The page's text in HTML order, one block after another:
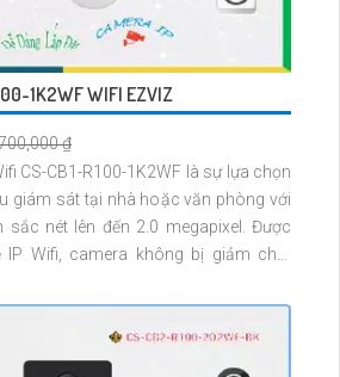
1K2WF WIFI EZVIZ
₫
CS-CB1-R100-1K2WF là sự lựa chọn
giám sát tại nhà hoặc văn phòng với
nét lên đến 2.0 megapixel. Được
Wifi, camera không bị giảm chất
đến 10m